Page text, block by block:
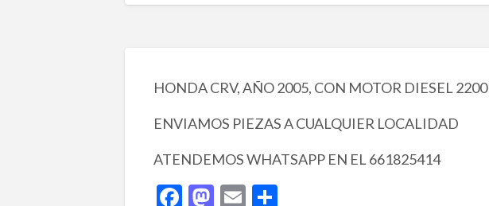
HONDA CRV, AÑO 2005, CON MOTOR DIESEL
ENVIAMOS PIEZAS A CUALQUIER LOCALIDAD
ATENDEMOS WHATSAPP EN EL 661825414
F M E C